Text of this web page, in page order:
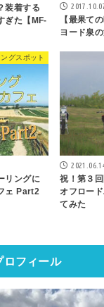
装着する
ぎた【MF-
【最果て
ヨード泉
グスポット
リングに
ェ Part2
祝！第３
オフロー
てみた
ロフィール